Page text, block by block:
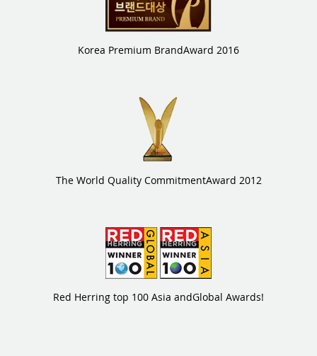
Korea Premium BrandAward 2016
The World Quality CommitmentAward 2012
Red Herring top 100 Asia andGlobal Awards!